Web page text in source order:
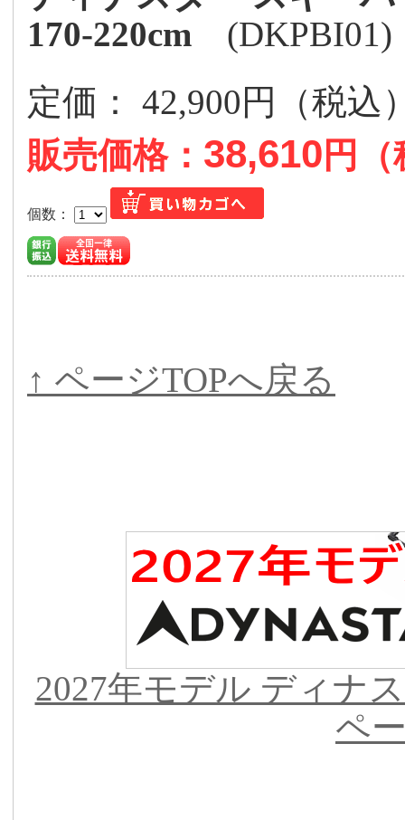
170-220cm (DKPBI01)
定価： 42,900円（税込
販売価格： 38,610 円
個数：
↑ ページTOPへ戻る
2027年モデル ディナ
ペ